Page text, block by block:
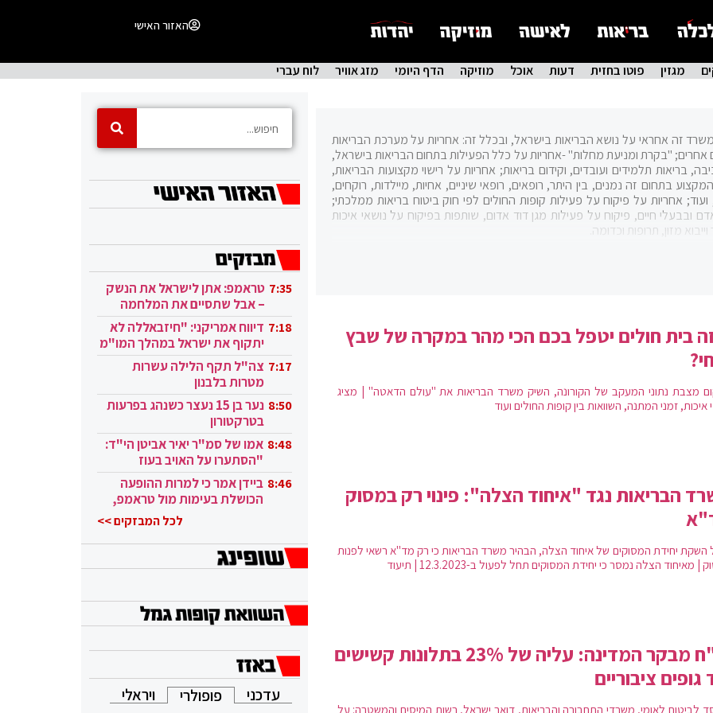
האזור האישי
מגזין פוטו בחזית דעות אוכל מוזיקה הדף היומי מזג אוויר לוח עברי
זה אחראי על נושא הבריאות בישראל, ובכלל זה: אחריות על מערכת הבריאות
אחרים; "בקרת ומניעת מחלות" -אחריות על כלל הפעילות בתחום הבריאות בישראל,
בריאות תלמידים ועובדים, וקידום בריאות; אחריות על רישוי מקצועות הבריאות,
בתחום זה נמנים, בין היתר, רופאים, רופאי שיניים, אחיות, מיילדות, רוקחים,
ועוד; אחריות על פיקוח על פעילות קופות החולים לפי חוק ביטוח בריאות ממלכתי;
ובבעלי חיים, פיקוח על פעילות מגן דוד אדום, שותפות בפיקוח על נושאי איכות
מזון, תרופות וכדומה.
נחשב כמשרד בעל עוצמה בתוך הממשלה, עקב ריבוי הבעיות וחוסר יכולת ממשית
המעוניינים בתפקיד.
מגפת הקורונה – הכנת מערכת הבריאות לטיפול בחולים והוצאת הנחיות להסגר על מיליוני
בית חולים יטפל בכם הכי מהר במקרה של שבץ
מצבת נתוני המעקב של הקורונה, השיק משרד הבריאות את "עולם הדאטה" | מציג
איכות, זמני המתנה, השוואות בין קופות החולים ועוד
הבריאות נגד "איחוד הצלה": פינוי רק במסוק
השקת יחידת המסוקים של איחוד הצלה, הבהיר משרד הבריאות כי רק מד"א רשאי לפנות
| מאיחוד הצלה נמסר כי יחידת המסוקים תחל לפעול ב-12.3.2023 | תיעוד
דו"ח מבקר המדינה: עליה של 23% בתלונות קשישים
גופים ציבוריים
לביטוח לאומי, משרדי התחבורה והבריאות, דואר ישראל, רשות המיסים והמשטרה: על
7:35 טראמפ: אתן לישראל את הנשק
– אבל שתסיים את המלחמה
בעזה 7:18 דיווח אמריקני: "חיזבאללה לא
יתקוף את ישראל במהלך המו"מ
בקטאר" 7:17 צה"ל תקף הלילה עשרות
מטרות בלבנון
8:50
נער בן 15 נעצר כשנהג בפרעות
בטרקטורון
8:48 אמו של סמ"ר יאיר אביטן הי"ד:
"הסתערו על האויב בעוז
ובגבורה" 8:46 ביידן אמר כי למרות ההופעה
הכושלת בעימות מול טראמפ,
לכל המבזקים >>
עדכני פופולרי ויראלי